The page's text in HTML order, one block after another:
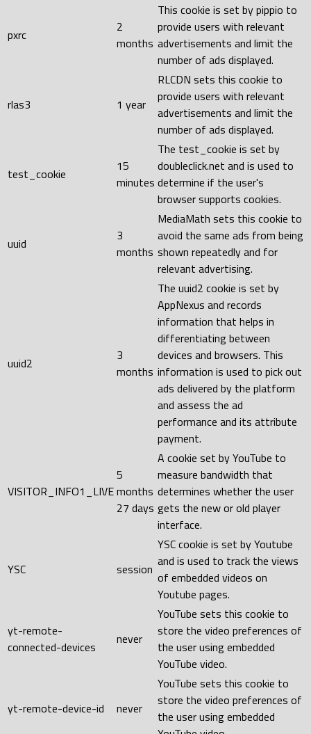
pxrc
2
months
This cookie is set by pippio to
provide users with relevant
advertisements and limit the
number of ads displayed.
rlas3 1 year
RLCDN sets this cookie to
provide users with relevant
advertisements and limit the
number of ads displayed.
test_cookie
15
minutes
The test_cookie is set by
doubleclick.net and is used to
determine if the user's
browser supports cookies.
uuid
3
months
MediaMath sets this cookie to
avoid the same ads from being
shown repeatedly and for
relevant advertising.
uuid2
3
months
The uuid2 cookie is set by
AppNexus and records
information that helps in
differentiating between
devices and browsers. This
information is used to pick out
ads delivered by the platform
and assess the ad
performance and its attribute
payment.
VISITOR_INFO1_LIVE
5
months
27 days
A cookie set by YouTube to
measure bandwidth that
determines whether the user
gets the new or old player
interface.
YSC session
YSC cookie is set by Youtube
and is used to track the views
of embedded videos on
Youtube pages.
yt-remote-
connected-devices
never
YouTube sets this cookie to
store the video preferences of
the user using embedded
YouTube video.
yt-remote-device-id never
YouTube sets this cookie to
store the video preferences of
the user using embedded